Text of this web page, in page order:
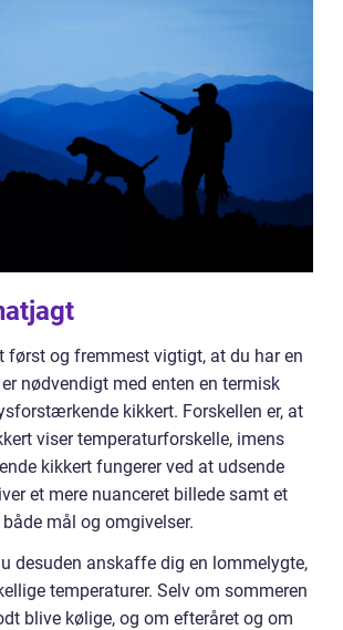
først og fremmest vigtigt, at du har en
nødvendigt med enten en termisk
kikkert. Forskellen er, at
viser temperaturforskelle, imens
kikkert fungerer ved at udsende
et mere nuanceret billede samt et
mål og omgivelser.
desuden anskaffe dig en lommelygte,
temperaturer. Selv om sommeren
blive kølige, og om efteråret og om